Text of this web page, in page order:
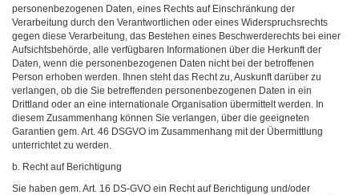
personenbezogenen Daten, eines Rechts auf Einschränkung der
Verarbeitung durch den Verantwortlichen oder eines Widerspruchsrechts
gegen diese Verarbeitung, das Bestehen eines Beschwerderechts bei einer
Aufsichtsbehörde, alle verfügbaren Informationen über die Herkunft der
Daten, wenn die personenbezogenen Daten nicht bei der betroffenen
Person erhoben werden. Ihnen steht das Recht zu, Auskunft darüber zu
verlangen, ob die Sie betreffenden personenbezogenen Daten in ein
Drittland oder an eine internationale Organisation übermittelt werden. In
diesem Zusammenhang können Sie verlangen, über die geeigneten
Garantien gem. Art. 46 DSGVO im Zusammenhang mit der Übermittlung
unterrichtet zu werden.
b. Recht auf Berichtigung
Sie haben gem. Art. 16 DS-GVO ein Recht auf Berichtigung und/oder